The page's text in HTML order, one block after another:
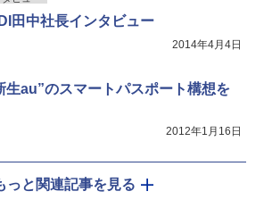
田中社長インタビュー
2014年4月4日
生au”のスマートパスポート構想を
2012年1月16日
っと関連記事を見る